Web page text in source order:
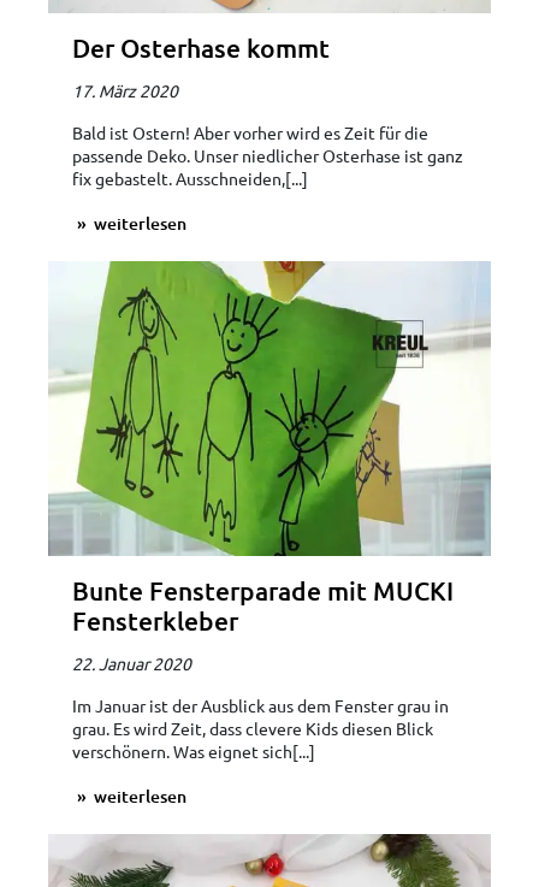
Der Osterhase kommt
17. März 2020
Bald ist Ostern! Aber vorher wird es Zeit für die
passende Deko. Unser niedlicher Osterhase ist ganz
fix gebastelt. Ausschneiden,[...]
weiterlesen
Bunte Fensterparade mit MUCKI
Fensterkleber
22. Januar 2020
Im Januar ist der Ausblick aus dem Fenster grau in
grau. Es wird Zeit, dass clevere Kids diesen Blick
verschönern. Was eignet sich[...]
weiterlesen